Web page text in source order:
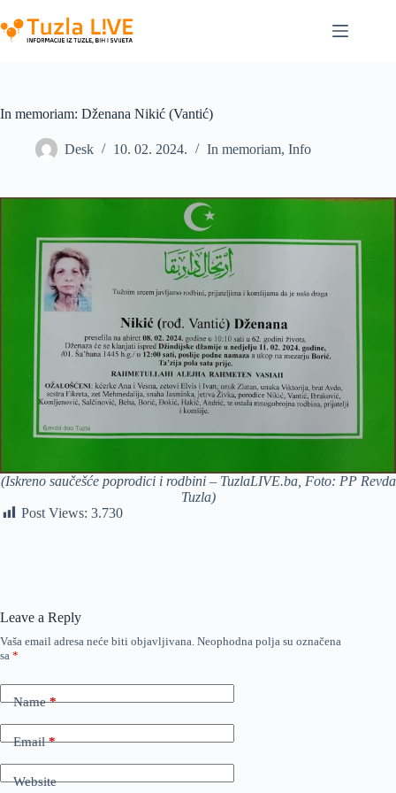
to
content
In memoriam: Dženana Nikić (Vantić)
Desk 10. 02. 2024. In memoriam, Info
(Iskreno saučešće poprodici i rodbini – TuzlaLIVE.ba, Foto: PP Revda
Tuzla)
Post Views: 3.730
Leave a Reply
Vaša email adresa neće biti objavljivana. Neophodna polja su označena
sa *
Name*
Email*
Website